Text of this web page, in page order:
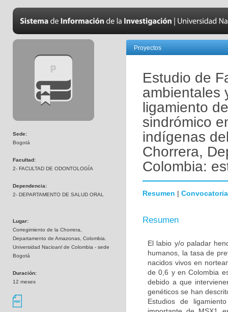
Sede:
Bogotá
Facultad:
2- FACULTAD DE ODONTOLOGÍA
Dependencia:
2- DEPARTAMENTO DE SALUD ORAL
Lugar:
Corregimiento de la Chorrera,
Departamento de Amazonas, Colombia.
Universidad Nacioanl de Colombia - sede
Bogotá
Duración:
12 meses
Proyectos
Estudio de
ambientales
ligamiento
sindrómico
indígenas
Chorrera,
Colombia:
Resumen | Convocatoria
Resumen
El labio y/o paladar
humanos, la tasa de
nacidos vivos en
de 0,6 y en Colombia
debido a que
genéticos se han
Estudios de